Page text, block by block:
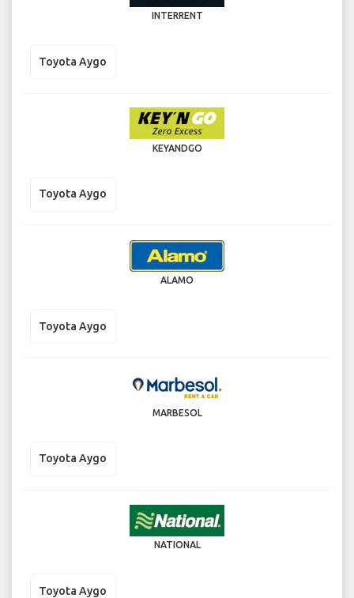
INTERRENT
Toyota Aygo
KEYANDGO
Toyota Aygo
ALAMO
Toyota Aygo
MARBESOL
Toyota Aygo
NATIONAL
Toyota Aygo